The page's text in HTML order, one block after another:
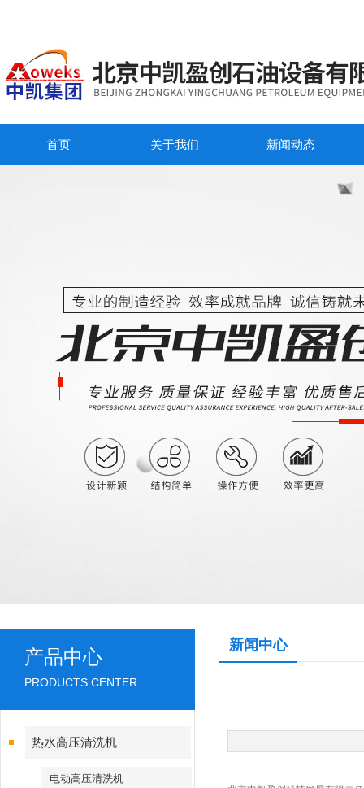
首页 关于我们 新闻动态
产品中心
PRODUCTS CENTER
热水高压清洗机
电动高压清洗机
新闻中心